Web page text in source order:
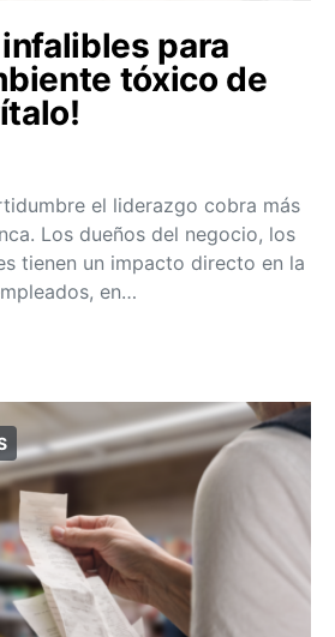
para
tóxico de
el liderazgo cobra más
Los dueños del negocio, los
tienen un impacto directo en la
en…